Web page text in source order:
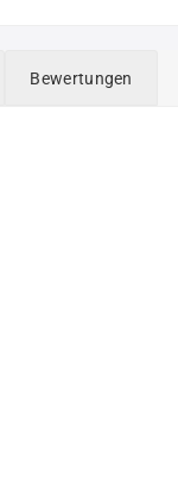
Bewertungen